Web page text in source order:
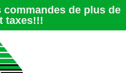
de plus de
taxes!!!